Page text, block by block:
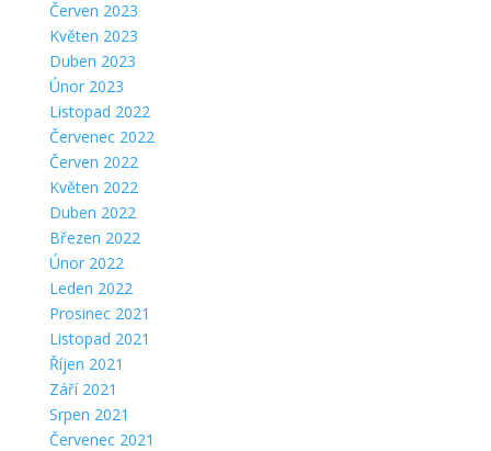
Červen 2023
Květen 2023
Duben 2023
Únor 2023
Listopad 2022
Červenec 2022
Červen 2022
Květen 2022
Duben 2022
Březen 2022
Únor 2022
Leden 2022
Prosinec 2021
Listopad 2021
Říjen 2021
Září 2021
Srpen 2021
Červenec 2021